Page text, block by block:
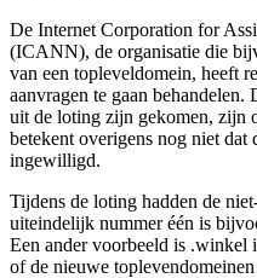
De Internet Corporation for
(ICANN), de organisatie die
van een topleveldomein, heeft
aanvragen te gaan behandelen.
uit de loting zijn gekomen, zijn
betekent overigens nog niet dat
ingewilligd.
Tijdens de loting hadden de
uiteindelijk nummer één is
Een ander voorbeeld is .winkel
of de nieuwe